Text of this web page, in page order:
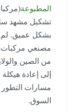
المطبوعة(مركبات
تشكيل مشهد سلسلة
بشكل عميق. لم تؤثر
مصنعي مركبات
من الصين
إلى إعادة هيكلة
مسارات التطور
السوق.